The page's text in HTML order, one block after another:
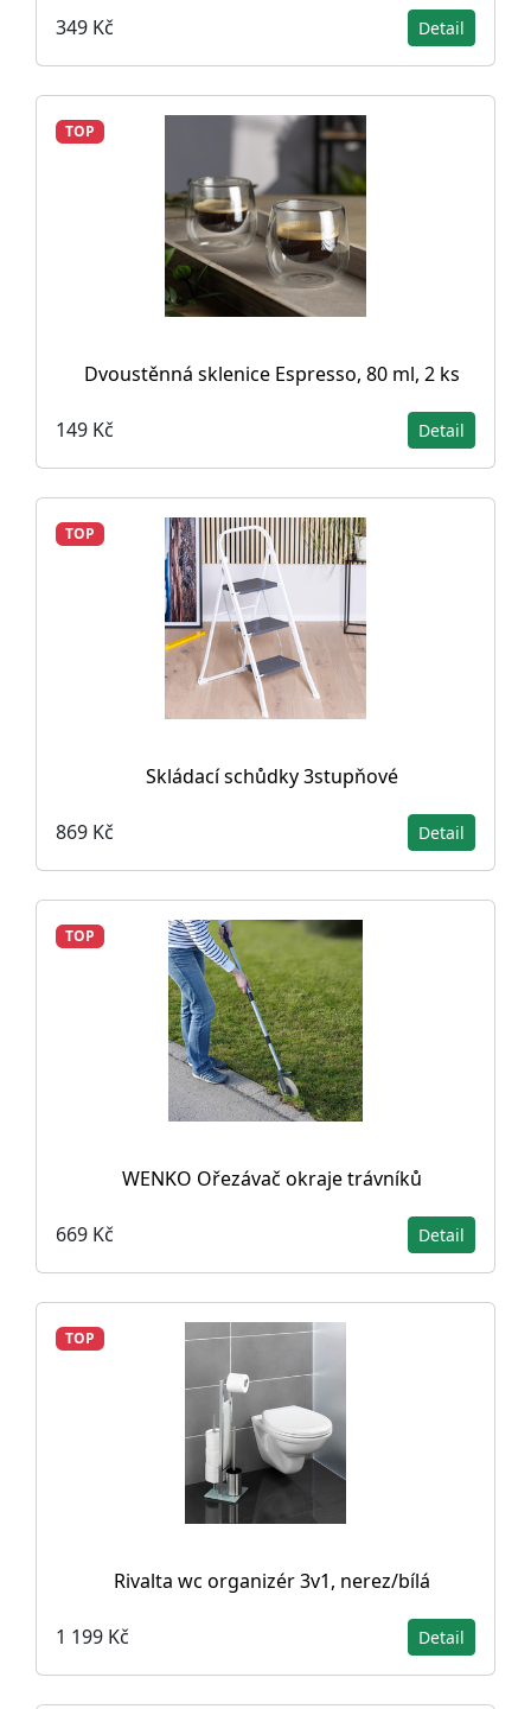
349 Kč Detail
TOP
Dvoustěnná sklenice Espresso, 80 ml, 2 ks
149 Kč Detail
TOP
Skládací schůdky 3stupňové
869 Kč Detail
TOP
WENKO Ořezávač okraje trávníků
669 Kč Detail
TOP
Rivalta wc organizér 3v1, nerez/bílá
1 199 Kč Detail